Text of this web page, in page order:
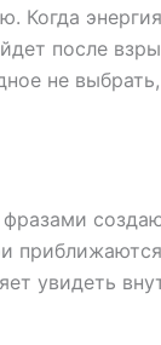
после
не
увидеть